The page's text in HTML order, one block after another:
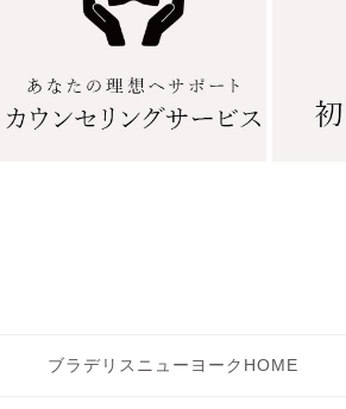
ブラデリスニューヨークHOME